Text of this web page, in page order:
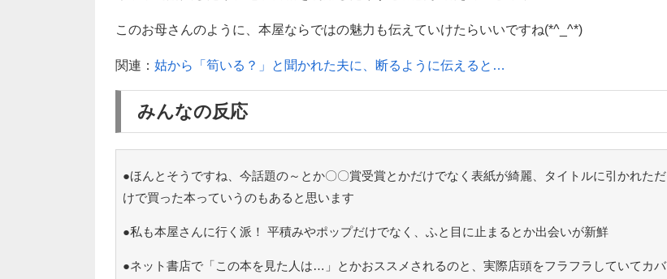
このお母さんのように、本屋ならではの魅力も伝えていけたらいいですね(*^_^*)
関連： 姑から「筍いる？」と聞かれた夫に、断るように伝えると…
みんなの反応
●ほんとそうですね、今話題の～とか〇〇賞受賞とかだけでなく表紙が綺麗、タイトルに引かれただ
けで買った本っていうのもあると思います
●私も本屋さんに行く派！ 平積みやポップだけでなく、ふと目に止まるとか出会いが新鮮
●ネット書店で「この本を見た人は…」とかおススメされるのと、実際店頭をフラフラしていてカバ